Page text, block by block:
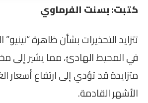
كتبت: بسنت الفرماوي
تتزايد التحذيرات بشأن ظاهرة
في المحيط الهادئ، مما يشير إلى
متزايدة قد تؤدي إلى ارتفاع أسعار
الأشهر القادمة.